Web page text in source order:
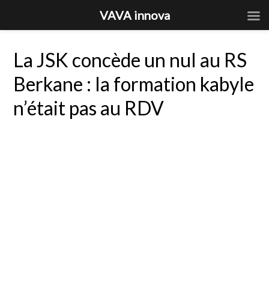
La JSK concède un nul au RS
Berkane : la formation kabyle
n’était pas au RDV
VAVA innova